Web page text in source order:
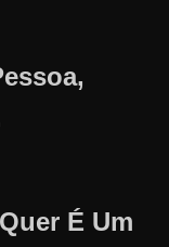
É Um